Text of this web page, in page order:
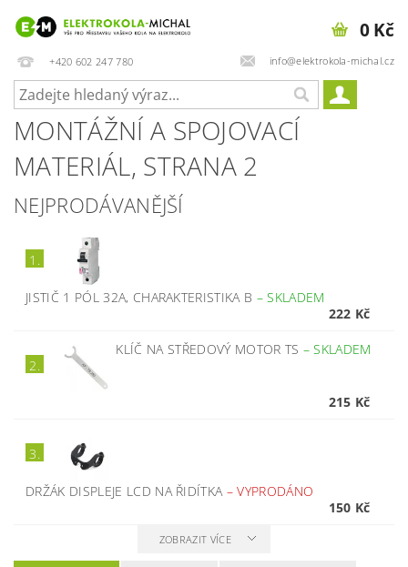
+420 602 247 780 info@elektrokola-michal.cz
0 Kč
MONTÁŽNÍ A SPOJOVACÍ
MATERIÁL, STRANA 2
NEJPRODÁVANĚJŠÍ
1.
JISTIČ 1 PÓL 32A, CHARAKTERISTIKA B –SKLADEM
222 Kč
2.
KLÍČ NA STŘEDOVÝ MOTOR TS –SKLADEM
215 Kč
3.
DRŽÁK DISPLEJE LCD NA ŘIDÍTKA –VYPRODÁNO
150 Kč
ZOBRAZIT VÍCE